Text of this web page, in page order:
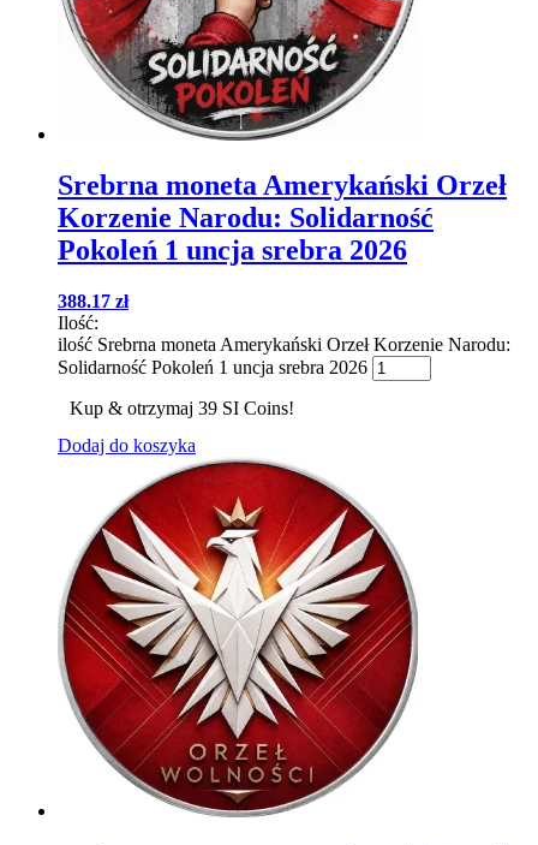
Srebrna moneta Amerykański Orzeł
Korzenie Narodu: Solidarność
Pokoleń 1 uncja srebra 2026
388.17 zł
Ilość:
ilość Srebrna moneta Amerykański Orzeł Korzenie Narodu:
Solidarność Pokoleń 1 uncja srebra 2026
Kup & otrzymaj 39 SI Coins!
Dodaj do koszyka